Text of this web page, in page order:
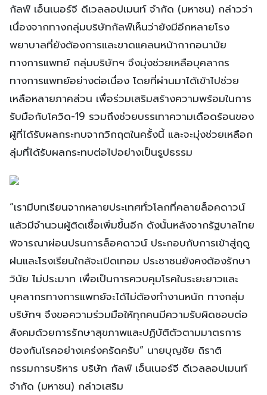
กัลฟ์ เอ็นเนอร์จี ดีเวลลอปเมนท์ จำกัด (มหาชน) กล่าวว่า
เนื่องจากทางกลุ่มบริษัทกัลฟ์เห็นว่ายังมีอีกหลายโรง
พยาบาลที่ยังต้องการและขาดแคลนหน้ากากอนามัย
ทางการแพทย์ กลุ่มบริษัทฯ จึงมุ่งช่วยเหลือบุคลากร
ทางการแพทย์อย่างต่อเนื่อง โดยที่ผ่านมาได้เข้าไปช่วย
เหลือหลายภาคส่วน เพื่อร่วมเสริมสร้างความพร้อมในการ
รับมือกับโควิด-19 รวมถึงช่วยบรรเทาความเดือดร้อนของ
ผู้ที่ได้รับผลกระทบจากวิกฤตในครั้งนี้ และจะมุ่งช่วยเหลือก
ลุ่มที่ได้รับผลกระทบต่อไปอย่างเป็นรูปธรรม
“เรามีบทเรียนจากหลายประเทศทั่วโลกที่คลายล็อคดาวน์
แล้วมีจำนวนผู้ติดเชื้อเพิ่มขึ้นอีก ดังนั้นหลังจากรัฐบาลไทย
พิจารณาผ่อนปรนการล็อคดาวน์ ประกอบกับการเข้าสู่ฤดู
ฝนและโรงเรียนใกล้จะเปิดเทอม ประชาชนยังคงต้องรักษา
วินัย ไม่ประมาท เพื่อเป็นการควบคุมโรคในระยะยาวและ
บุคลากรทางการแพทย์จะได้ไม่ต้องทำงานหนัก ทางกลุ่ม
บริษัทฯ จึงขอความร่วมมือให้ทุกคนมีความรับผิดชอบต่อ
สังคมด้วยการรักษาสุขภาพและปฏิบัติตัวตามมาตรการ
ป้องกันโรคอย่างเคร่งครัดครับ” นายบุญชัย ถิราติ
กรรมการบริหาร บริษัท กัลฟ์ เอ็นเนอร์จี ดีเวลลอปเมนท์
จำกัด (มหาชน) กล่าวเสริม